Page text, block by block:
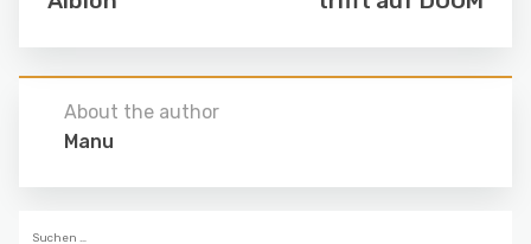
About the author
Manu